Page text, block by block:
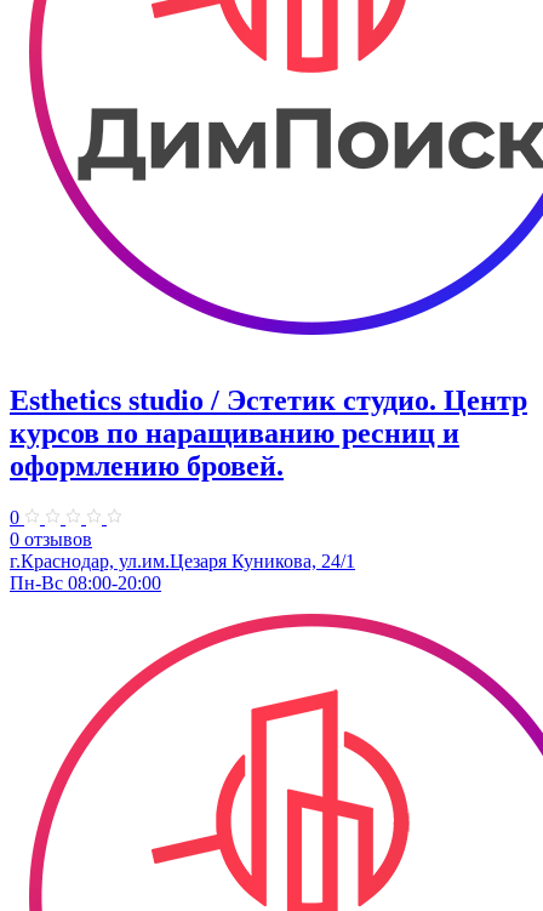
Esthetics studio / Эстетик студио. ​Центр
курсов по наращиванию ресниц и
оформлению бровей.
0
0 отзывов
г.Краснодар, ул.​им.Цезаря Куникова, 24/1
Пн-Вс 08:00-20:00